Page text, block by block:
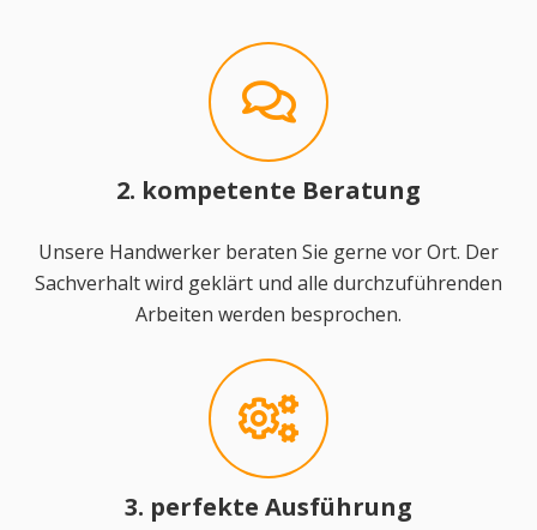
2. kompetente Beratung
Unsere Handwerker beraten Sie gerne vor Ort. Der
Sachverhalt wird geklärt und alle durchzuführenden
Arbeiten werden besprochen.
3. perfekte Ausführung